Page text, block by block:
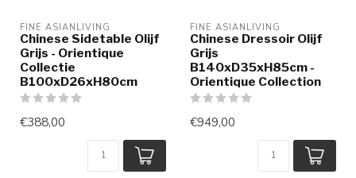
FINE ASIANLIVING
Chinese Sidetable Olijf
Grijs - Orientique
Collectie
B100xD26xH80cm
€388,00
FINE ASIANLIVING
Chinese Dressoir Olijf
Grijs
B140xD35xH85cm -
Orientique Collection
€949,00